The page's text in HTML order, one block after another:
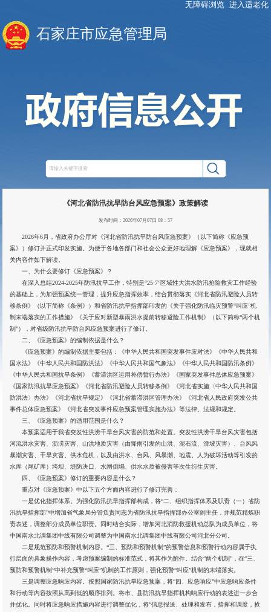
无障碍浏览 进入适老化
石家庄市应急管理局
《河北省防汛抗旱防台风应急预案》政策解读
发布时间：2026年07月07日 08：57
2026年6月，省政府办公厅对《河北省防汛抗旱防台风应急预案》（以下简称《应急预
案》）修订并正式印发实施。为便于各地各部门和社会公众更好地理解《应急预案》，现就相
关内容作如下解读。
一、为什么要修订《应急预案》？
在深入总结2024-2025年防汛抗旱工作，特别是“25·7”区域性大洪水防汛抢险救灾工作经验
的基础上，为加强预案统一管理，提升应急指挥效率，结合贯彻落实《河北省防汛避险人员转
移条例》（以下简称《条例》）和省防汛抗旱指挥部印发的《关于强化防汛临灾预警“叫应”机
制末端落实的工作措施》《关于应对新型暴雨洪水提前转移避险工作机制》（以下简称“两个机
制”），对省级防汛抗旱防台风应急预案进行了修订。
二、《应急预案》的编制依据是什么？
《应急预案》的编制依据主要包括：《中华人民共和国突发事件应对法》《中华人民共和
国水法》《中华人民共和国防洪法》《中华人民共和国气象法》《中华人民共和国防汛条例》
《中华人民共和国抗旱条例》《蓄滞洪区运用补偿暂行办法》《国家突发事件总体应急预案》
《国家防汛抗旱应急预案》《河北省防汛避险人员转移条例》《河北省实施〈中华人民共和国
防洪法〉办法》《河北省抗旱规定》《河北省蓄滞洪区管理办法》《河北省人民政府突发公共
事件总体应急预案》《河北省突发事件应急预案管理实施办法》等法律、法规和规定。
三、《应急预案》的适用范围是什么？
本预案适用于我省突发性洪涝干旱台风灾害的防范和处置。突发性洪涝干旱台风灾害包括
河流洪水灾害、沥涝灾害、山洪地质灾害（由降雨引发的山洪、泥石流、滑坡灾害）、台风风
暴潮灾害、干旱灾害、供水危机，以及由洪水、台风、风暴潮、地震、人为破坏活动等引发的
水库（尾矿库）垮坝、堤防决口、水闸倒塌、供水水质被侵害等次生衍生灾害。
四、《应急预案》修订的重要内容是什么？
重点对《应急预案》中以下五个方面内容进行了修订完善：
一是优化指挥体系。为强化防汛抗旱指挥部构成，将“二、组织指挥体系及职责（一）省防
汛抗旱指挥部”中增加省气象局分管负责同志为省防汛抗旱指挥部办公室副主任，并规范精炼职
责表述，调整部分成员单位职责。同时结合实际，增加河北消防救援机动总队为成员单位，将
中国南水北调集团中线有限公司调整为中国南水北调集团中线有限公司河北分公司。
二是规范预防和预警机制内容。“三、预防和预警机制”的预警信息和预警行动内容属于执
行层面的具象操作内容，考虑预案编制的标准范式，将其作为附件。结合“两个机制”，在“三、
预防和预警机制”中补充预警“叫应”机制的工作原则，强化预警“叫应”机制的末端落实。
三是调整应急响应内容。按照国家防汛抗旱应急预案，将“四、应急响应”中应急响应条件
和行动等内容按照从高到低的顺序排列。将市、县防汛抗旱指挥机构响应行动的表述进一步合
并优化。同时将应急响应措施内容进行调整优化，将“信息报送、处理和发布，指挥和调度，抢